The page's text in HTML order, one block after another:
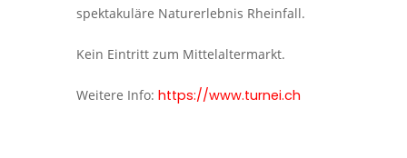
spektakuläre Naturerlebnis Rheinfall.
Kein Eintritt zum Mittelaltermarkt.
Weitere Info: https://www.turnei.ch